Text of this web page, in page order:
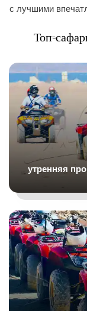
с лучшими
Топ-
утренняя